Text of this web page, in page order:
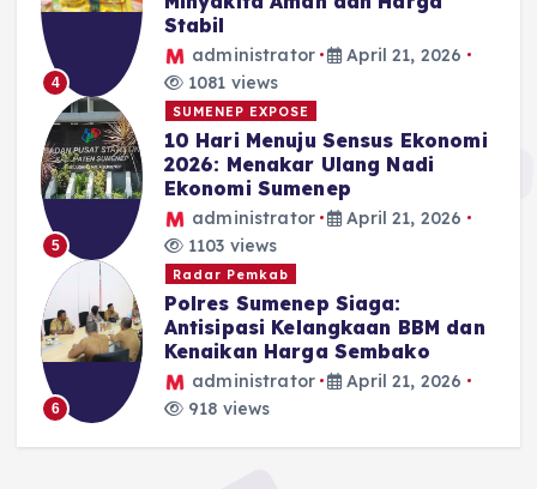
4
Stabil
administrator
April 21, 2026
1081 views
5
SUMENEP EXPOSE
10 Hari Menuju Sensus Ekonomi
2026: Menakar Ulang Nadi
Ekonomi Sumenep
administrator
April 21, 2026
1103 views
6
Radar Pemkab
Polres Sumenep Siaga:
Antisipasi Kelangkaan BBM dan
Kenaikan Harga Sembako
administrator
April 21, 2026
918 views